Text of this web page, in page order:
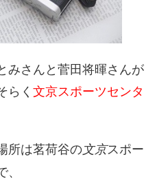
みさんと菅田将暉さんが
らく 文京スポーツセンタ
所は茗荷谷の文京スポー